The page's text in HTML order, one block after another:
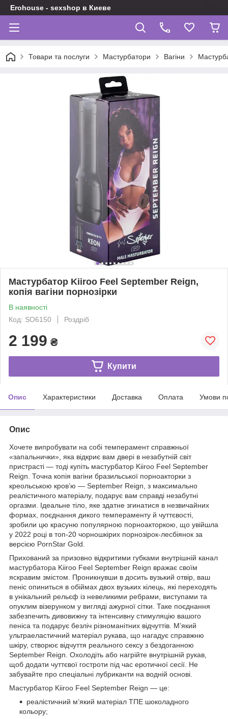
Erohouse - sexshop в Киеве
Товари та послуги Мастурбатори Вагіни
Мастурбатор Kiiroo Feel September Reign,
копія вагіни порнозірки
В наявності
Код: SO6150
Роздріб
2 199 ₴
Купити
Опис Характеристики Доставка Оплата Умови
Опис
Хочете випробувати на собі темперамент справжньої
«запальнички», яка відкриє вам двері в незабутній світ
пристрасті — тоді купіть мастурбатор Kiiroo Feel September
Reign. Точна копія вагіни бразильської порноакторки з
креольською кров’ю — September Reign, з максимально
реалістичного матеріалу, подарує вам справді незабутні
оргазми. Ідеальне тіло, яке здатне згинатися в незвичайних
формах, поєднання дикого темпераменту й чуттєвості,
зробили цю красуню популярною порноакторкою, що увійшла
у 2022 році в топ-20 чорношкірих порнозірок-лесбіянок за
версією PornStar Gold.
Прихований за призовно відкритими губками внутрішній канал
мастурбатора Kiiroo Feel September Reign вражає своїм
яскравим змістом. Проникнувши в досить вузький отвір, ваш
пеніс опиниться в обіймах двох вузьких кілець, які переходять
в унікальний рельєф із невеликими ребрами, виступами та
опуклим візерунком у вигляді ажурної сітки. Таке поєднання
забезпечить дивовижну та інтенсивну стимуляцію вашого
пеніса та подарує безліч різноманітних відчуттів. М’який
ультраеластичний матеріал рукава, що нагадує справжню
шкіру, створює відчуття реального сексу з бездоганною
September Reign. Охолодіть або нагрійте внутрішній рукав,
щоб додати чуттєвої гостроти під час еротичної сесії. Не
забувайте про спеціальні лубриканти на водній основі.
Мастурбатор Kiiroo Feel September Reign — це:
реалістичний м’який матеріал ТПЕ шоколадного
кольору;